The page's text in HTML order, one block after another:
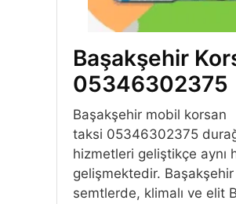
Başakşehir
05346302375
Başakşehir mobil korsan
taksi 05346302375
hizmetleri geliştikçe aynı
gelişmektedir.
semtlerde, klimalı ve elit